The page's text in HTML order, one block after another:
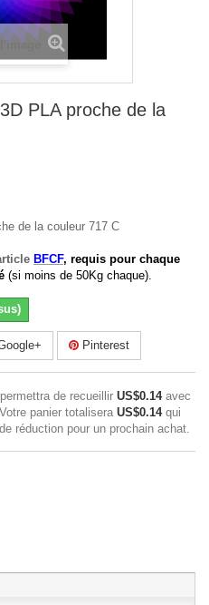
PLA proche de la
de la couleur 717 C
BFCF, requis pour chaque
(si moins de 50Kg chaque).
Pinterest
de recueillir US$0.14avec
panier totalisera US$0.14qui
réduction pour un prochain achat.